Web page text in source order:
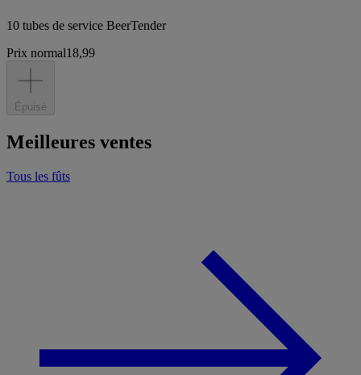
10 tubes de service BeerTender
Prix normal18,99
Épuisé
Meilleures ventes
Tous les fûts